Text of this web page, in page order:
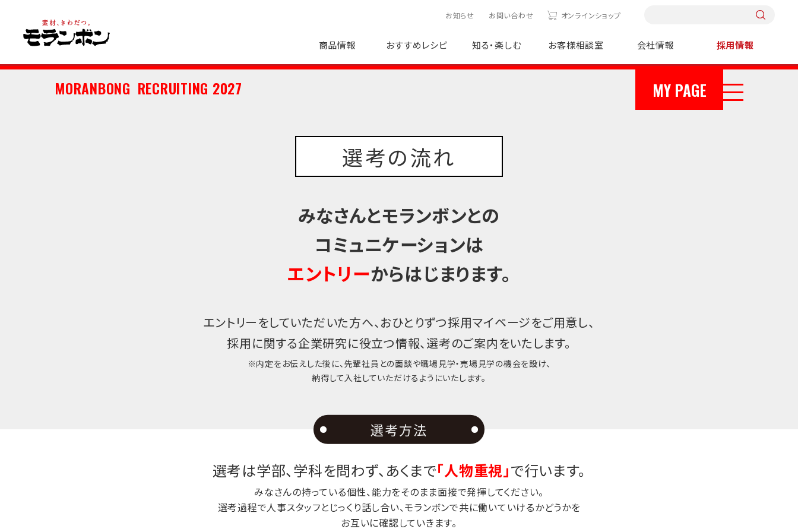
お知らせ お問い合わせ オンラインショップ
商品情報 おすすめレシピ 知る・楽しむ お客様相談室 会社情報 採用情報
MORANBONG RECRUITING 2027 MY PAGE
選考の流れ
みなさんとモランボンとの
コミュニケーションは
エントリーからはじまります。
エントリーをしていただいた方へ、おひとりずつ採用マイページをご用意し、
採用に関する企業研究に役立つ情報、選考のご案内をいたします。
※内定をお伝えした後に、先輩社員との面談や職場見学・売場見学の機会を設け、
納得して入社していただけるようにいたします。
選考方法
選考は学部、学科を問わず、 あくまで「人物重視」で行います。
みなさんの持っている個性、能力をそのまま面接で発揮してください。
選考過程で人事スタッフとじっくり話し合い、モランボンで共に働いていけるかどうかを
お互いに確認していきます。